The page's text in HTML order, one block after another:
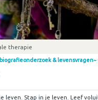
therapie
& levensvragen~
leven. Stap in je leven. Leef